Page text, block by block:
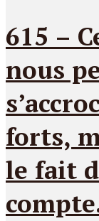
615 –
nous
forts,
le fait